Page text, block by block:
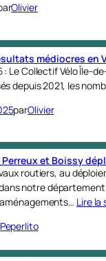
Olivier
médiocres
: ‪Le Collectif Vélo Île-
depuis 2021, les
parOlivier
Perreux et Boissy
routiers, au
notre
Lire la
Peperlito